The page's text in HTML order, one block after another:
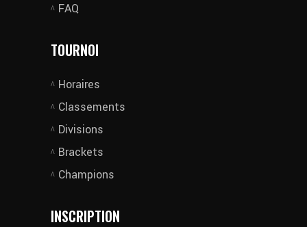
FAQ
TOURNOI
Horaires
Classements
Divisions
Brackets
Champions
INSCRIPTION